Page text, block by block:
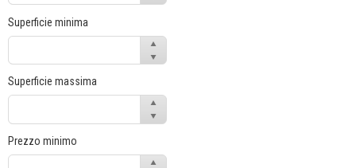
Superficie minima
Superficie massima
Prezzo minimo